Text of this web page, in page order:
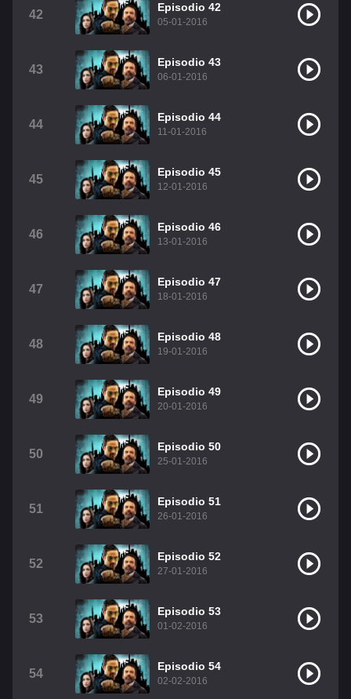
42
Episodio 42
05-01-2016
43
Episodio 43
06-01-2016
44
Episodio 44
11-01-2016
45
Episodio 45
12-01-2016
46
Episodio 46
13-01-2016
47
Episodio 47
18-01-2016
48
Episodio 48
19-01-2016
49
Episodio 49
20-01-2016
50
Episodio 50
25-01-2016
51
Episodio 51
26-01-2016
52
Episodio 52
27-01-2016
53
Episodio 53
01-02-2016
54
Episodio 54
02-02-2016